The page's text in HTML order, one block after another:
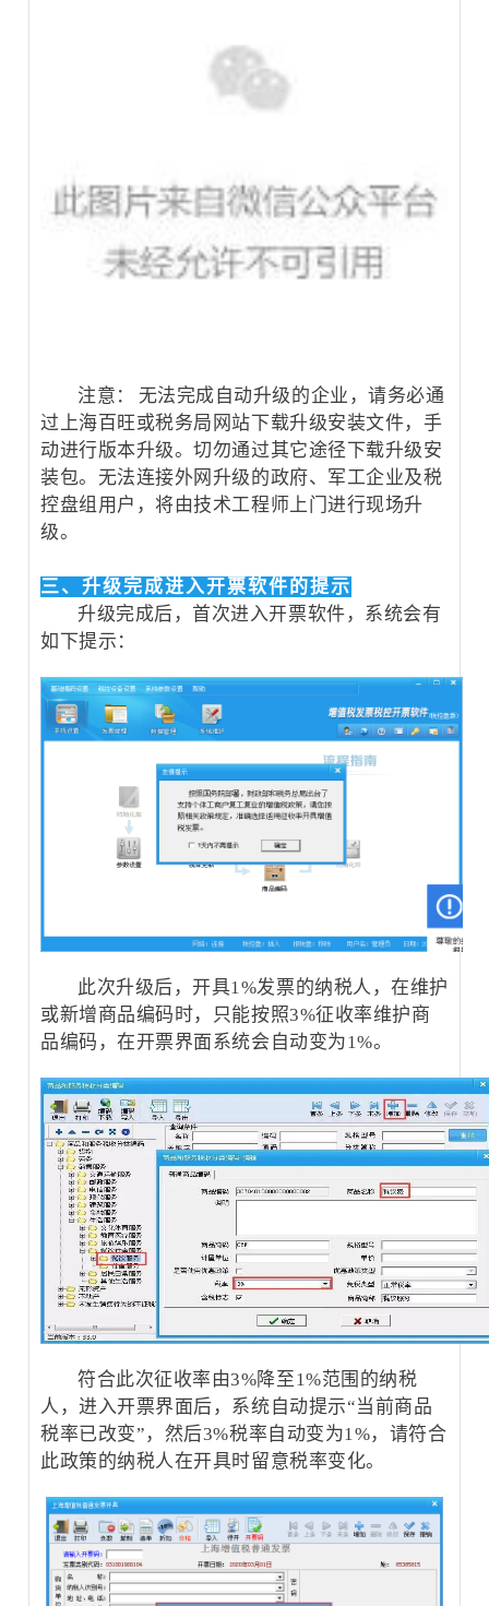
注意： 无法完成自动升级的企业，请务必通
过上海百旺或税务局网站下载升级安装文件，手
动进行版本升级。切勿通过其它途径下载升级安
装包。无法连接外网升级的政府、军工企业及税
控盘组用户，将由技术工程师上门进行现场升
级。
三、升级完成进入开票软件的提示
升级完成后，首次进入开票软件，系统会有
如下提示：
此次升级后，开具1%发票的纳税人，在维护
或新增商品编码时，只能按照3%征收率维护商
品编码，在开票界面系统会自动变为1%。
符合此次征收率由3%降至1%范围的纳税
人，进入开票界面后，系统自动提示“当前商品
税率已改变”，然后3%税率自动变为1%，请符合
此政策的纳税人在开具时留意税率变化。